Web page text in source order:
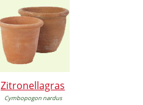
Zitronellagras
Cymbopogon nardus